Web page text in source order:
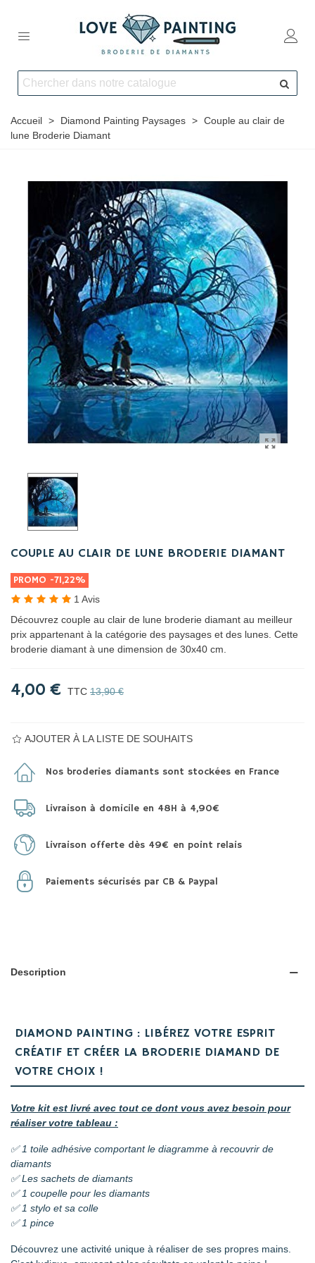
Accueil > Diamond Painting Paysages > Couple au clair de
lune Broderie Diamant
COUPLE AU CLAIR DE LUNE BRODERIE DIAMANT
PROMO -71,22%
1 Avis
Découvrez couple au clair de lune broderie diamant au meilleur
prix appartenant à la catégorie des paysages et des lunes. Cette
broderie diamant à une dimension de 30x40 cm.
4,00 € TTC 13,90 €
AJOUTER À LA LISTE DE SOUHAITS
Nos broderies diamants sont stockées en France
Livraison à domicile en 48H à 4,90€
Livraison offerte dès 49€ en point relais
Paiements sécurisés par CB & Paypal
Description
DIAMOND PAINTING : LIBÉREZ VOTRE ESPRIT
CRÉATIF ET CRÉER LA BRODERIE DIAMAND DE
VOTRE CHOIX !
Votre kit est livré avec tout ce dont vous avez besoin pour
réaliser votre tableau :
✅ 1 toile adhésive comportant le diagramme à recouvrir de
diamants
✅ Les sachets de diamants
✅ 1 coupelle pour les diamants
✅ 1 stylo et sa colle
✅ 1 pince
Découvrez une activité unique à réaliser de ses propres mains.